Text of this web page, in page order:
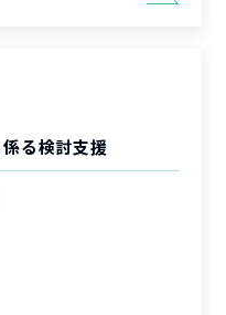
る検討支援